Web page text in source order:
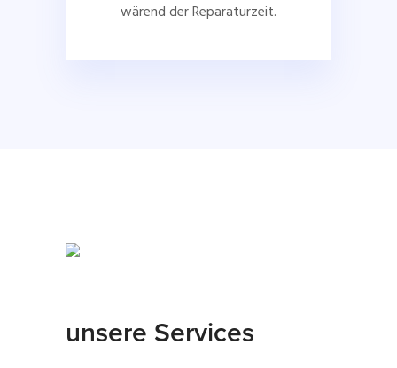
wärend der Reparaturzeit.
unsere Services